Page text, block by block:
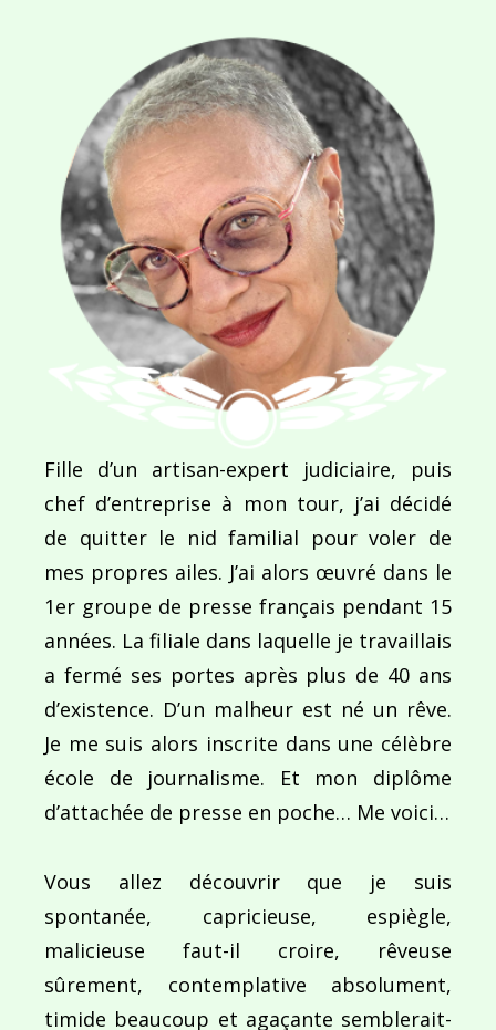
Enregistrer mon nom, mon e-mail et mon site dans le navigateur pour mon prochain commentaire.
Ce site utilise Akismet pour réduire les
commentaires sont traitées.
Navigation
l’article
PUBLIÉ DANS
Comme les yeux d’Elsa…
Fille d’un artisan-expert judiciaire, puis
chef d’entreprise à mon tour, j’ai décidé
de quitter le nid familial pour voler de
mes propres ailes. J’ai alors œuvré dans le
1er groupe de presse français pendant 15
années. La filiale dans laquelle je travaillais
a fermé ses portes après plus de 40 ans
d’existence. D’un malheur est né un rêve.
Je me suis alors inscrite dans une célèbre
école de journalisme. Et mon diplôme
d’attachée de presse en poche… Me voici…
Vous allez découvrir que je suis
spontanée, capricieuse, espiègle,
malicieuse faut-il croire, rêveuse
sûrement, contemplative absolument,
timide beaucoup et agaçante semblerait-